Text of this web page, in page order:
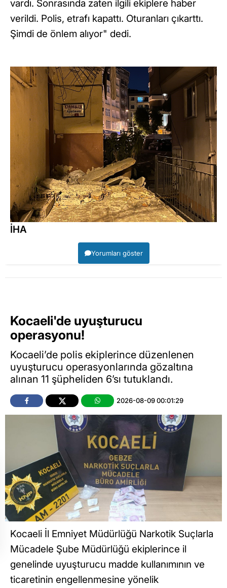
vardı. Sonrasında zaten ilgili ekiplere haber
verildi. Polis, etrafı kapattı. Oturanları çıkarttı.
Şimdi de önlem alıyor" dedi.
İHA
Yorumları göster
Kocaeli'de uyuşturucu
operasyonu!
Kocaeli’de polis ekiplerince düzenlenen
uyuşturucu operasyonlarında gözaltına
alınan 11 şüpheliden 6’sı tutuklandı.
2026-08-09 00:01:29
Kocaeli İl Emniyet Müdürlüğü Narkotik Suçlarla
Mücadele Şube Müdürlüğü ekiplerince il
genelinde uyuşturucu madde kullanımının ve
ticaretinin engellenmesine yönelik